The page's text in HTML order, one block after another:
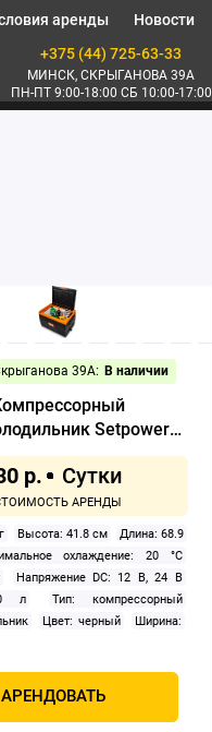
аренды Новости
+375 (44) 725-63-33
МИНСК, СКРЫГАНОВА 39А
ПН-ПТ 9:00-18:00 СБ 10:00-17:00
39А: В наличии
Setpower
50л (черный)
р.
Высота: 41.8 см
Длина: 68.9
охлаждение: 20 °C
Напряжение DC: 12 В, 24 В
л
Тип: компрессорный
Цвет: черный
Ширина:
АРЕНДОВАТЬ